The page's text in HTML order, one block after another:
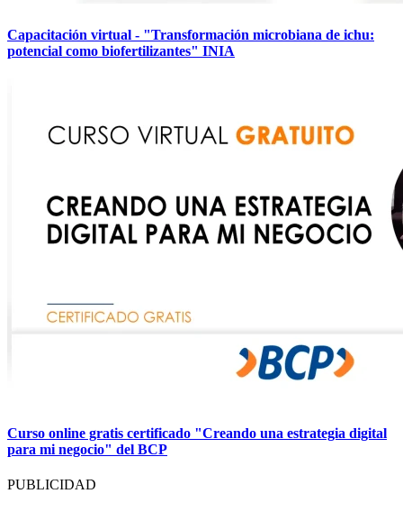
Capacitación virtual - "Transformación microbiana de ichu:
potencial como biofertilizantes" INIA
Curso online gratis certificado "Creando una estrategia digital
para mi negocio" del BCP
PUBLICIDAD